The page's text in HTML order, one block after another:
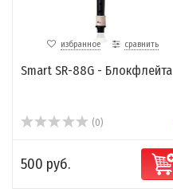
избранное сравнить
Smart SR-88G - Блокфлейта
(0)
500 руб.